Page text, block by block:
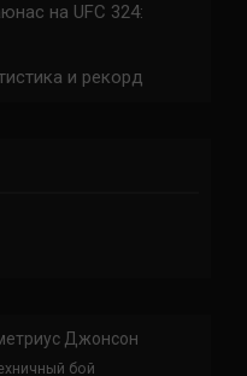
на UFC 324:
и рекорд
Джонсон
бой